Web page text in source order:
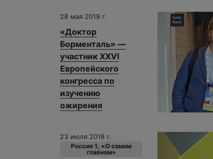
28 мая 2019 г.
«Доктор
Борменталь» —
участник XXVI
Европейского
конгресса по
изучению
ожирения
23 июля 2018 г.
Россия 1, «О самом
главном»